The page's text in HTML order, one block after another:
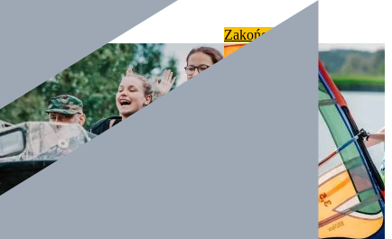
Zakończone